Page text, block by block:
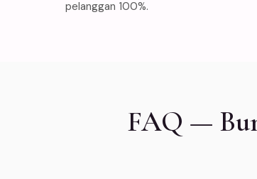
pelanggan 100%.
FAQ —